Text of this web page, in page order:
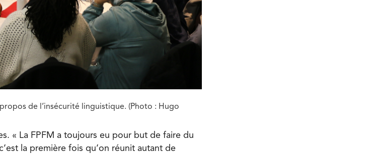
de l’insécurité linguistique. (Photo : Hugo
« La FPFM a toujours eu pour but de faire du
la première fois qu’on réunit autant de